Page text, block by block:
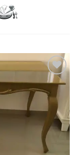
Add to
wishlist